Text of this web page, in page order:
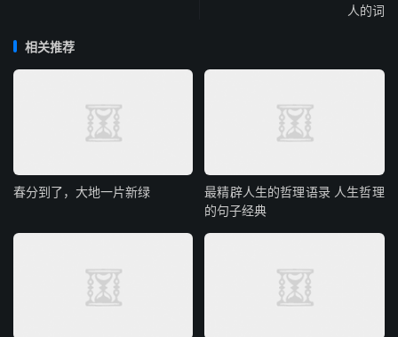
人的词
相关推荐
春分到了，大地一片新绿
最精辟人生的哲理语录 人生哲理
的句子经典